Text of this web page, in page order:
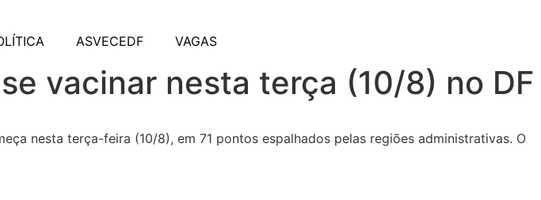
ASVECEDF VAGAS
vacinar nesta terça (10/8) no DF
nesta terça-feira (10/8), em 71 pontos espalhados pelas regiões administrativas. O